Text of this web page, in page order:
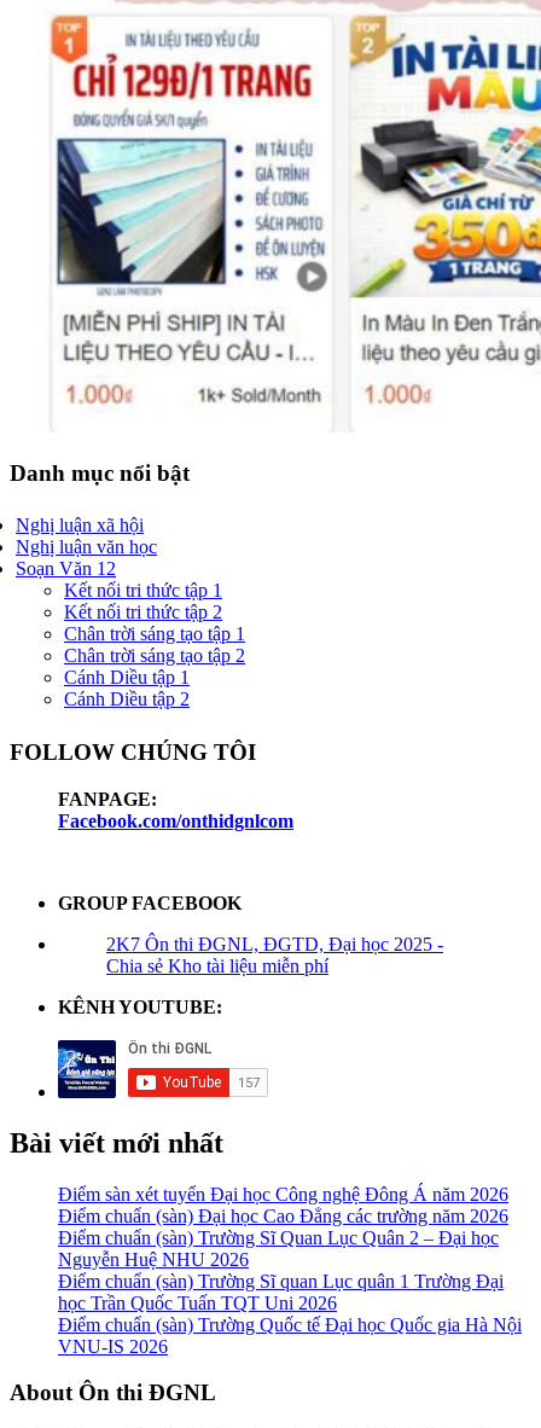
Danh mục nổi bật
Nghị luận xã hội
Nghị luận văn học
Soạn Văn 12
Kết nối tri thức tập 1
Kết nối tri thức tập 2
Chân trời sáng tạo tập 1
Chân trời sáng tạo tập 2
Cánh Diều tập 1
Cánh Diều tập 2
FOLLOW CHÚNG TÔI
FANPAGE:
Facebook.com/onthidgnlcom
GROUP FACEBOOK
2K7 Ôn thi ĐGNL, ĐGTD, Đại học 2025 -
Chia sẻ Kho tài liệu miễn phí
KÊNH YOUTUBE:
Bài viết mới nhất
Điểm sàn xét tuyển Đại học Công nghệ Đông Á năm 2026
Điểm chuẩn (sàn) Đại học Cao Đẳng các trường năm 2026
Điểm chuẩn (sàn) Trường Sĩ Quan Lục Quân 2 – Đại học
Nguyễn Huệ NHU 2026
Điểm chuẩn (sàn) Trường Sĩ quan Lục quân 1 Trường Đại
học Trần Quốc Tuấn TQT Uni 2026
Điểm chuẩn (sàn) Trường Quốc tế Đại học Quốc gia Hà Nội
VNU-IS 2026
Footer
About Ôn thi ĐGNL